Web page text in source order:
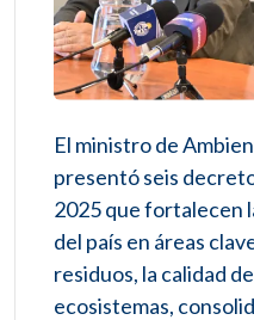
El ministro de
presentó seis
2025 que fortalecen
del país en áreas
residuos, la calidad
ecosistemas,